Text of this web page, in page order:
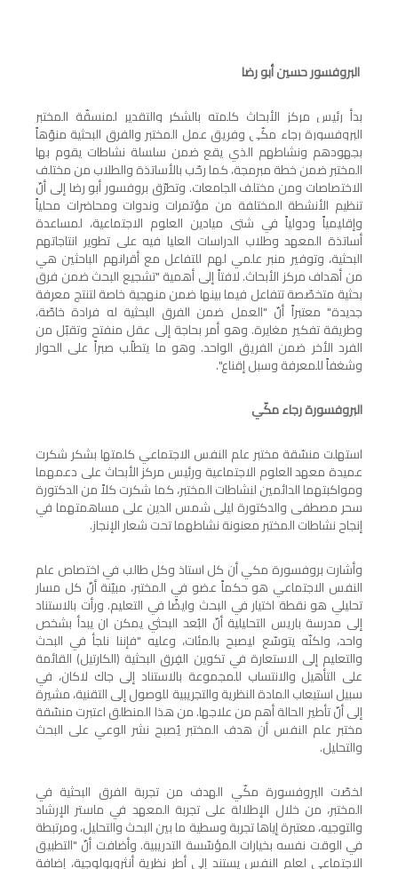
البروفسور حسين أبو رضا
بدأ رئيس مركز الأبحاث كلمته بالشكر والتقدير لمنسقّة المختبر
البروفسورة رجاء مكّي وفريق عمل المختبر والفرق البحثية منوّهاً
بجهودهم ونشاطهم الذي يقع ضمن سلسلة نشاطات يقوم بها
المختبر ضمن خطة مبرمجة، كما رحّب بالأساتذة والطلاب من مختلف
الاختصاصات ومن مختلف الجامعات. وتطرّق بروفسور أبو رضا إلى أنّ
تنظيم الأنشطة المختلفة من مؤتمرات وندوات ومحاضرات محلياً
وإقليمياً ودولياً في شتى ميادين العلوم الاجتماعية، لمساعدة
أساتذة المعهد وطلاب الدراسات العليا فيه على تطوير انتاجاتهم
البحثية، وتوفير منبر علمي لهم للتفاعل مع أقرانهم الباحثين هي
من أهداف مركز الأبحاث. لافتاً إلى أهمية "تشجيع البحث ضمن فرق
بحثية متخصّصة تتفاعل فيما بينها ضمن منهجية خاصة لتنتج معرفة
جديدة" معتبراً أنّ "العمل ضمن الفرق البحثية له فرادة خاصّة،
وطريقة تفكير مغايرة. وهو أمر بحاجة إلى عقل منفتح وتقبّل من
الفرد الأخر ضمن الفريق الواحد. وهو ما يتطلّب صبراً على الحوار
وشغفاً للمعرفة وسبل إقناع".
البروفسورة رجاء مكّي
استهلت منسّقة مختبر علم النفس الاجتماعي كلمتها بشكر شكرت
عميدة معهد العلوم الاجتماعية ورئيس مركز الأبحاث على دعمهما
ومواكبتهما الدائمين لنشاطات المختبر، كما شكرت كلاً من الدكتورة
سحر مصطفى والدكتورة ليلى شمس الدين على مساهمتهما في
إنجاح نشاطات المختبر معنونة نشاطهما تحت شعار الإنجاز.
وأشارت بروفسورة مكي أن كل استاذ وكل طالب في اختصاص علم
النفس الاجتماعي هو حكماً عضو في المختبر، مبيّنة أنّ كل مسار
تحليلي هو نقطة اختيار في البحث وايضًا في التعليم. ورأت بالاستناد
إلى مدرسة باريس التحليلية أنّ البُعد البحثي يمكن ان يبدأ بشخص
واحد، ولكنّه يتوسّع ليصبح بالمئات، وعليه "فإننا نلجأ في البحث
والتعليم إلى الاستعارة في تكوين الفِرق البحثية (الكارتيل) القائمة
على التأهيل والانتساب للمجموعة بالاستناد إلى جاك لاكان، في
سبيل استيعاب المادة النظرية والتجريبية للوصول إلى التقنية، مشيرة
إلى أنّ تأطير الحالة أهم من علاجها. من هذا المنطلق اعتبرت منسّقة
مختبر علم النفس أن هدف المختبر يُصبح نشر الوعي على البحث
والتحليل.
لخصّت البروفسورة مكّي الهدف من تجربة الفرق البحثية في
المختبر، من خلال الإطلالة على تجربة المعهد في ماستر الإرشاد
والتوجيه، معتبرة إياها تجربة وسطية ما بين البحث والتحليل، ومرتبطة
في الوقت نفسه بخيارات المؤسّسة التدريبية. وأضافت أنّ "التطبيق
الاجتماعي لعلم النفس يستند إلى أطر نظرية أنثروبولوجية، إضافة